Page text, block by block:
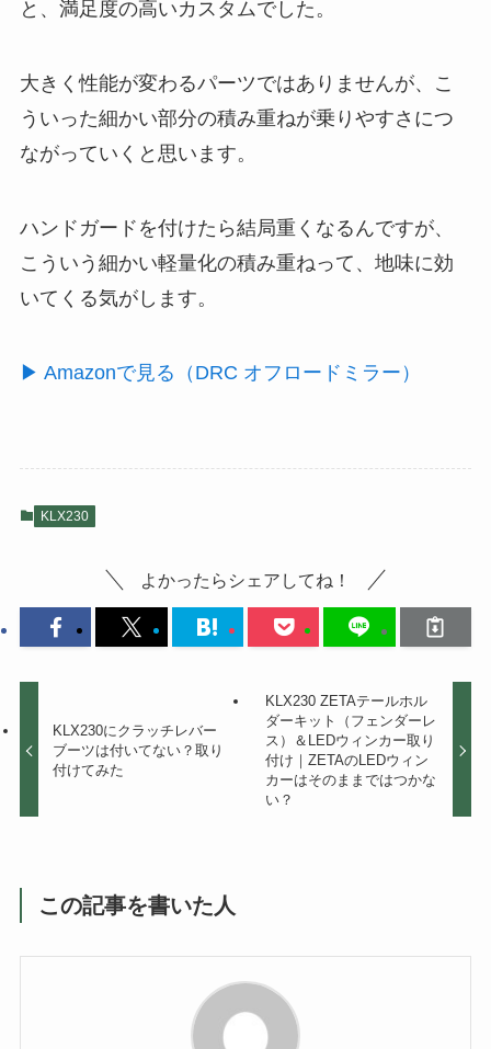
と、満足度の高いカスタムでした。
大きく性能が変わるパーツではありませんが、こ
ういった細かい部分の積み重ねが乗りやすさにつ
ながっていくと思います。
ハンドガードを付けたら結局重くなるんですが、
こういう細かい軽量化の積み重ねって、地味に効
いてくる気がします。
▶ Amazonで見る（DRC オフロードミラー）
KLX230
よかったらシェアしてね！
KLX230にクラッチレバー
ブーツは付いてない？取り
付けてみた
KLX230 ZETAテールホル
ダーキット（フェンダーレ
ス）＆LEDウィンカー取り
付け｜ZETAのLEDウィン
カーはそのままではつかな
い？
この記事を書いた人